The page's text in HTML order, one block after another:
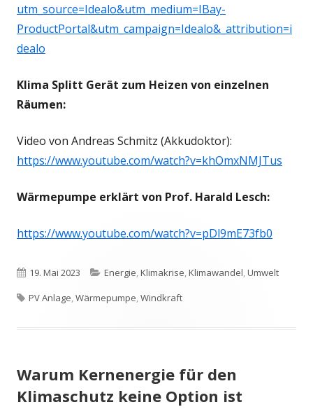
utm_source=Idealo&utm_medium=IBay-
ProductPortal&utm_campaign=Idealo&_attribution=i
dealo
Klima Splitt Gerät zum Heizen von einzelnen
Räumen:
Video von Andreas Schmitz (Akkudoktor):
https://www.youtube.com/watch?v=khOmxNMJTus
Wärmepumpe erklärt von Prof. Harald Lesch:
https://www.youtube.com/watch?v=pDl9mE73fb0
Veröffentlicht
am
19. Mai 2023 Kategorien
Energie,Klimakrise,Klimawandel,Umwelt
Schlagwörter
PV Anlage,Wärmepumpe,Windkraft
Warum Kernenergie für den
Klimaschutz keine Option ist